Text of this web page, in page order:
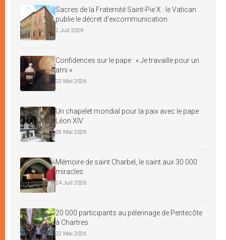
Sacres de la Fraternité Saint-Pie X : le Vatican
publie le décret d’excommunication
2 Juil 2026
Confidences sur le pape : « Je travaille pour un
ami »
22 Mai 2026
Un chapelet mondial pour la paix avec le pape
Léon XIV
28 Mai 2026
Mémoire de saint Charbel, le saint aux 30 000
miracles
24 Juil 2026
20 000 participants au pèlerinage de Pentecôte
à Chartres
22 Mai 2026